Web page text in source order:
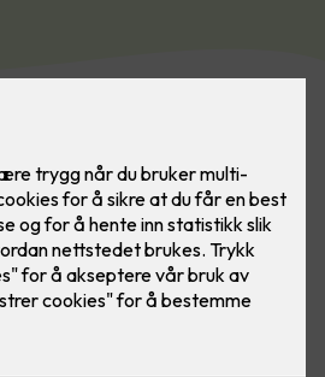
Med elbillader hjemme har du